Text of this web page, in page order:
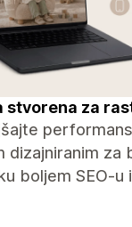
stvorena za
dizajniranim za
boljem SEO-u